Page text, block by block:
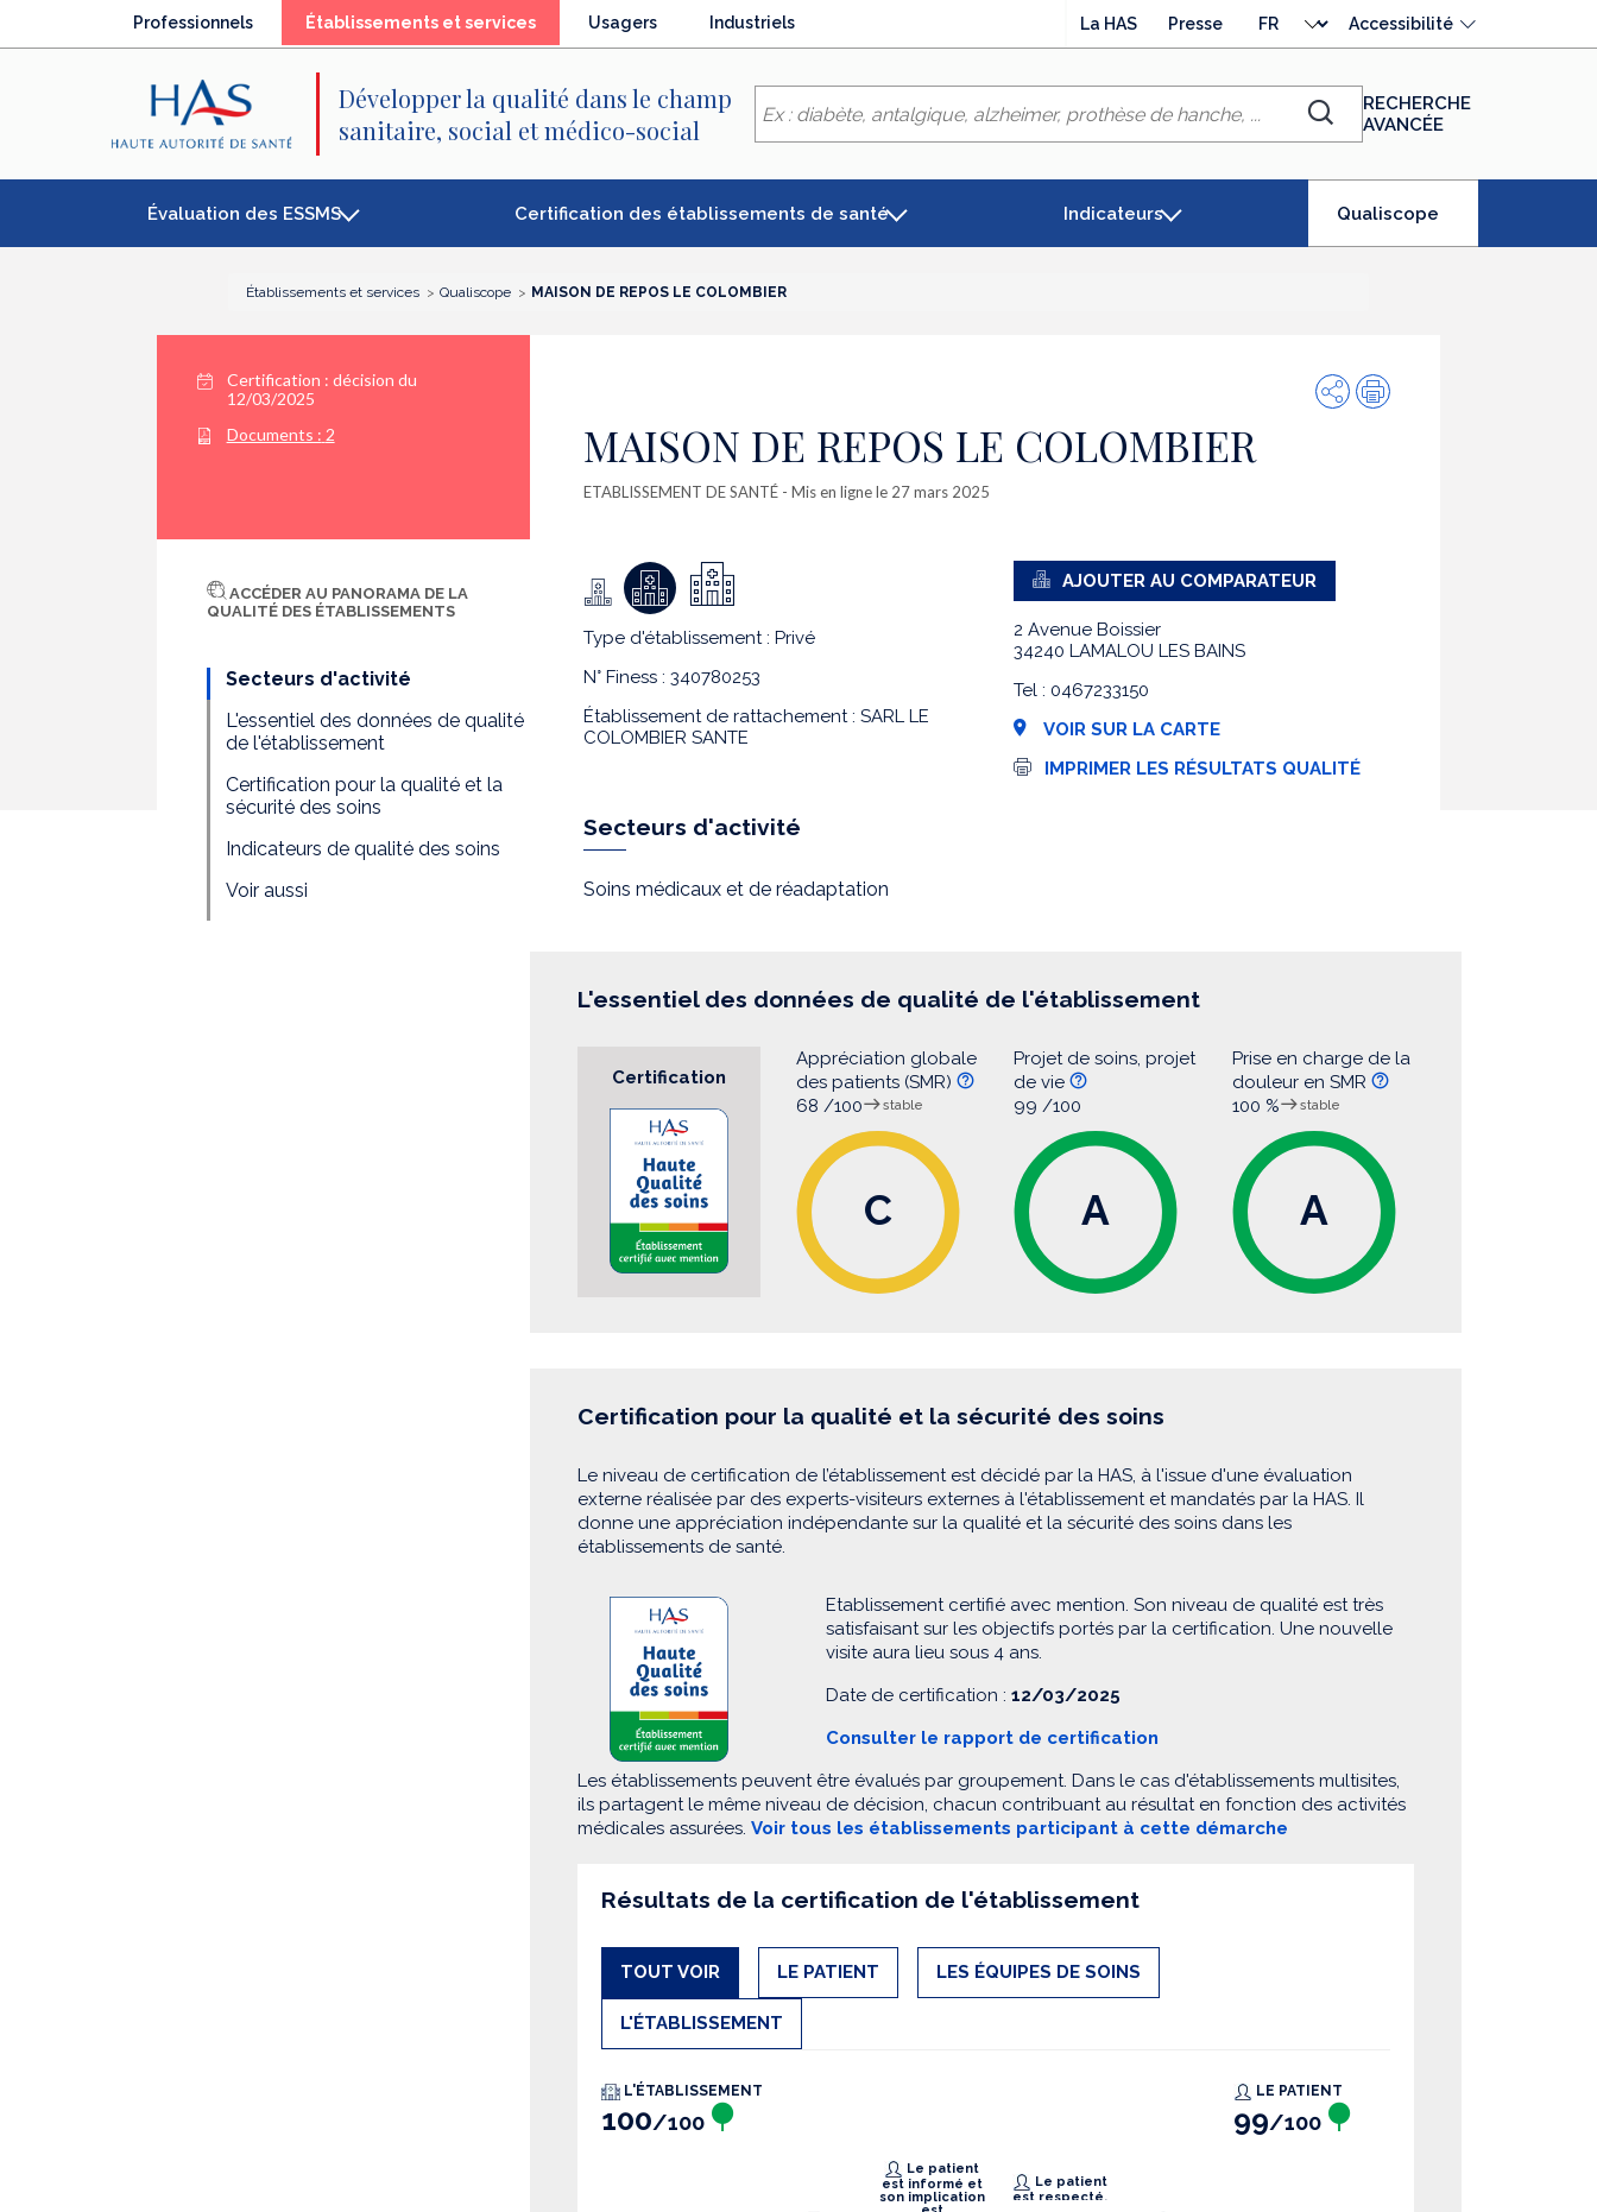
Professionnels Établissements et services(élémentUsagers Industriels La HAS Presse
langue
Accessibilité
Développer la qualité dans le champ
sanitaire, social et médico-social
Chercher
RECHERCHE
AVANCÉE
Évaluation des ESSMS Certification des établissements de santé Indicateurs Qualiscope(élément
Établissements et services Qualiscope MAISON DE REPOS LE COLOMBIER
Certification : décision du
12/03/2025
Documents : 2
ACCÉDER AU PANORAMA DE LA
QUALITÉ DES ÉTABLISSEMENTS
Secteurs d'activité
L'essentiel des données de qualité
de l'établissement
Certification pour la qualité et la
sécurité des soins
Indicateurs de qualité des soins
Voir aussi
PartagerImpression
MAISON DE REPOS LE COLOMBIER
ETABLISSEMENT DE SANTÉ - Mis en ligne le 27 mars 2025
Type d'établissement : Privé
N° Finess : 340780253
Établissement de rattachement : SARL LE
COLOMBIER SANTE
AJOUTER AU COMPARATEUR
2 Avenue Boissier
34240 LAMALOU LES BAINS
Tel : 0467233150
VOIR SUR LA CARTE
I
IMPRIMER LES RÉSULTATS QUALITÉ
Secteurs d'activité
Soins médicaux et de réadaptation
L'essentiel des données de qualité de l'établissement
Certification
Appréciation globale
des patients (SMR)
68 /100
stable
C
Projet de soins, projet
de vie
99 /100
A
Prise en charge de la
douleur en SMR
100 %
stable
A
Certification pour la qualité et la sécurité des soins
Le niveau de certification de l’établissement est décidé par la HAS, à l'issue d'une évaluation
externe réalisée par des experts-visiteurs externes à l'établissement et mandatés par la HAS. Il
donne une appréciation indépendante sur la qualité et la sécurité des soins dans les
établissements de santé.
Etablissement certifié avec mention. Son niveau de qualité est très
satisfaisant sur les objectifs portés par la certification. Une nouvelle
visite aura lieu sous 4 ans.
Date de certification : 12/03/2025
Consulter le rapport de certification
Les établissements peuvent être évalués par groupement. Dans le cas d'établissements multisites,
ils partagent le même niveau de décision, chacun contribuant au résultat en fonction des activités
médicales assurées. Voir tous les établissements participant à cette démarche
Résultats de la certification de l'établissement
TOUT VOIR LE PATIENT LES ÉQUIPES DE SOINS
L'ÉTABLISSEMENT
LE PATIENT
99/100
L'ÉTABLISSEMENT
100/100
est informé et
son implication
est respecté.